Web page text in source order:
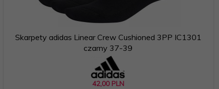
Skarpety adidas Linear Crew Cushioned 3PP IC1301
czarny 37-39
42,00 PLN